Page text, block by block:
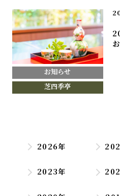
お知らせ
芝四季亭
2026年
2023年